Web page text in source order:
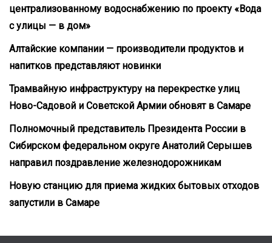
централизованному водоснабжению по проекту «Вода
с улицы — в дом»
Алтайские компании — производители продуктов и
напитков представляют новинки
Трамвайную инфраструктуру на перекрестке улиц
Ново-Садовой и Советской Армии обновят в Самаре
Полномочный представитель Президента России в
Сибирском федеральном округе Анатолий Серышев
направил поздравление железнодорожникам
Новую станцию для приема жидких бытовых отходов
запустили в Самаре